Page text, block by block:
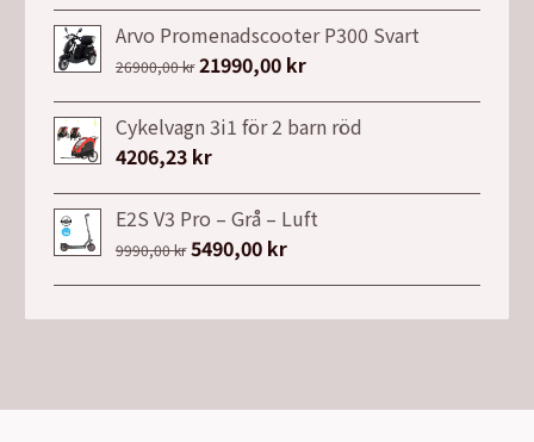
Arvo Promenadscooter P300 Svart
26900,00kr Det
priset
var:
21990,00 krDet
priset
Cykelvagn 3i1 för 2 barn röd
4206,23 kr
E2S V3 Pro – Grå – Luft
9990,00kr Det
5490,00 krDet